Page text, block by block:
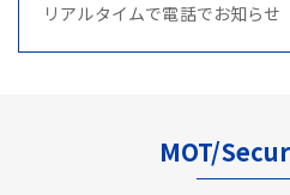
リアルタイムで電話でお知らせ
MOT/